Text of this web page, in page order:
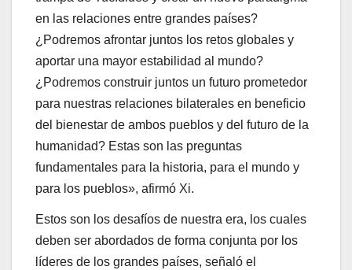
en las relaciones entre grandes países?
¿Podremos afrontar juntos los retos globales y
aportar una mayor estabilidad al mundo?
¿Podremos construir juntos un futuro prometedor
para nuestras relaciones bilaterales en beneficio
del bienestar de ambos pueblos y del futuro de la
humanidad? Estas son las preguntas
fundamentales para la historia, para el mundo y
para los pueblos», afirmó Xi.
Estos son los desafíos de nuestra era, los cuales
deben ser abordados de forma conjunta por los
líderes de los grandes países, señaló el